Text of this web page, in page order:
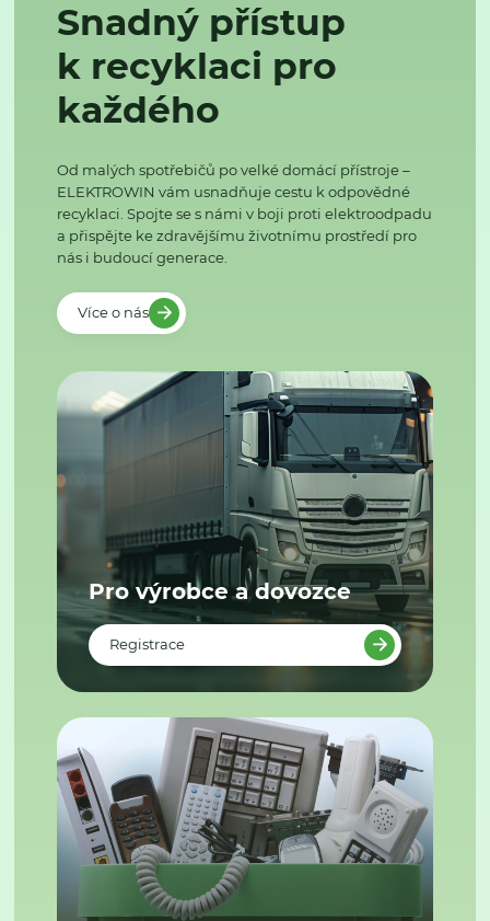
Snadný přístup
k recyklaci pro
každého
Od malých spotřebičů po velké domácí přístroje –
ELEKTROWIN vám usnadňuje cestu k odpovědné
recyklaci. Spojte se s námi v boji proti elektroodpadu
a přispějte ke zdravějšímu životnímu prostředí pro
nás i budoucí generace.
Více o nás
Pro výrobce a dovozce
Registrace